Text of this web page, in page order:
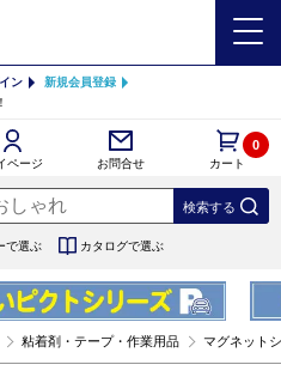
ン
新規会員登録
！
ページ お問合せ カート
0
で選ぶ カタログで選ぶ
粘着剤・テープ・作業用品 マグネット